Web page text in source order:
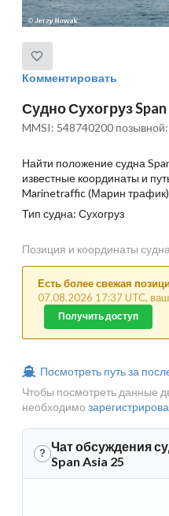
Комментировать
Судно Сухогруз
MMSI: 548740200
Найти положение судна
известные координаты и
Marinetraffic (Марин трафик)
Тип судна: Сухогруз
Позиция и координаты
Есть более свежая
07.08.2026 17:37 UTC,
Получить доступ
Посмотреть путь за
Чтобы посмотреть данные
необходимо
? Чат обсуждения
Span Asia 25